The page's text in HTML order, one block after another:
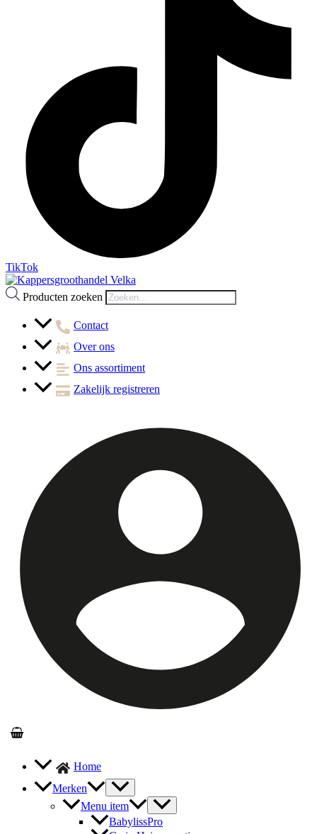
TikTok
Producten zoeken
Contact
Over ons
Ons assortiment
Zakelijk registreren
Home
Merken
Menu item
BabylissPro